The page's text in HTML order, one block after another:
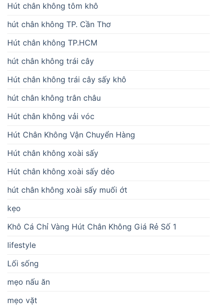
Hút chân không tôm khô
hút chân không TP. Cần Thơ
Hút chân không TP.HCM
hút chân không trái cây
Hút chân không trái cây sấy khô
hút chân không trân châu
Hút chân không vải vóc
Hút Chân Không Vận Chuyển Hàng
Hút chân không xoài sấy
Hút chân không xoài sấy dẻo
hút chân không xoài sấy muối ớt
kẹo
Khô Cá Chỉ Vàng Hút Chân Không Giá Rẻ Số 1
lifestyle
Lối sống
mẹo nấu ăn
mẹo vặt